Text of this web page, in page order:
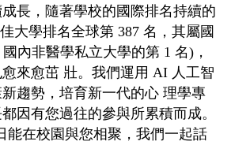
長，隨著學校的國際排名持續的
大學排名全球第 387 名，其屬國
內非醫學私立大學的第 1 名)，
來愈茁 壯。我們運用 AI 人工智
趨勢，培育新一代的心 理學專
因有您過往的參與所累積而成。
能在校園與您相聚，我們一起話